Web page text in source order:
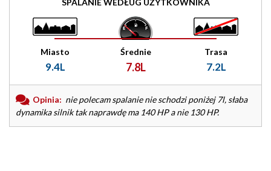
SPALANIE WEDŁUG UŻYTKOWNIKA
Miasto
9.4L
Średnie
7.8L
Trasa
7.2L
Opinia: nie polecam spalanie nie schodzi poniżej 7l, słaba
dynamika silnik tak naprawdę ma 140 HP a nie 130 HP.